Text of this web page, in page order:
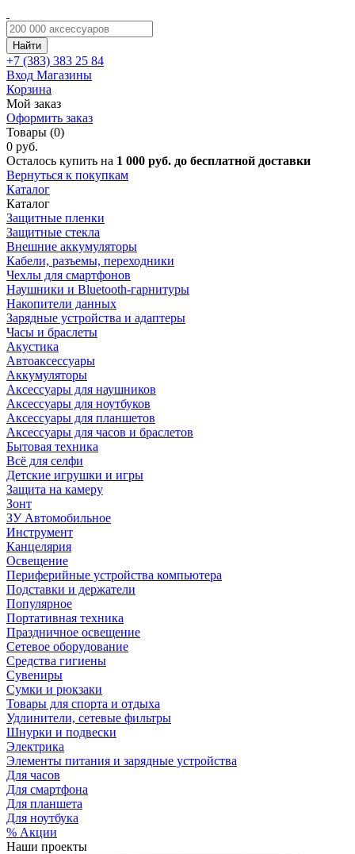
Найти
+7 (383) 383 25 84
Вход Магазины
Корзина
Мой заказ
Оформить заказ
Товары (0)
0 руб.
Осталось купить на 1 000 руб. до бесплатной доставки
Вернуться к покупкам
Каталог
Каталог
Защитные пленки
Защитные стекла
Внешние аккумуляторы
Кабели, разъемы, переходники
Чехлы для смартфонов
Наушники и Bluetooth-гарнитуры
Накопители данных
Зарядные устройства и адаптеры
Часы и браслеты
Акустика
Автоаксессуары
Аккумуляторы
Аксессуары для наушников
Аксессуары для ноутбуков
Аксессуары для планшетов
Аксессуары для часов и браслетов
Бытовая техника
Всё для селфи
Детские игрушки и игры
Защита на камеру
Зонт
ЗУ Автомобильное
Инструмент
Канцелярия
Освещение
Периферийные устройства компьютера
Подставки и держатели
Популярное
Портативная техника
Праздничное освещение
Сетевое оборудование
Средства гигиены
Сувениры
Сумки и рюкзаки
Товары для спорта и отдыха
Удлинители, сетевые фильтры
Шнурки и подвески
Электрика
Элементы питания и зарядные устройства
Для часов
Для смартфона
Для планшета
Для ноутбука
% Акции
Наши проекты